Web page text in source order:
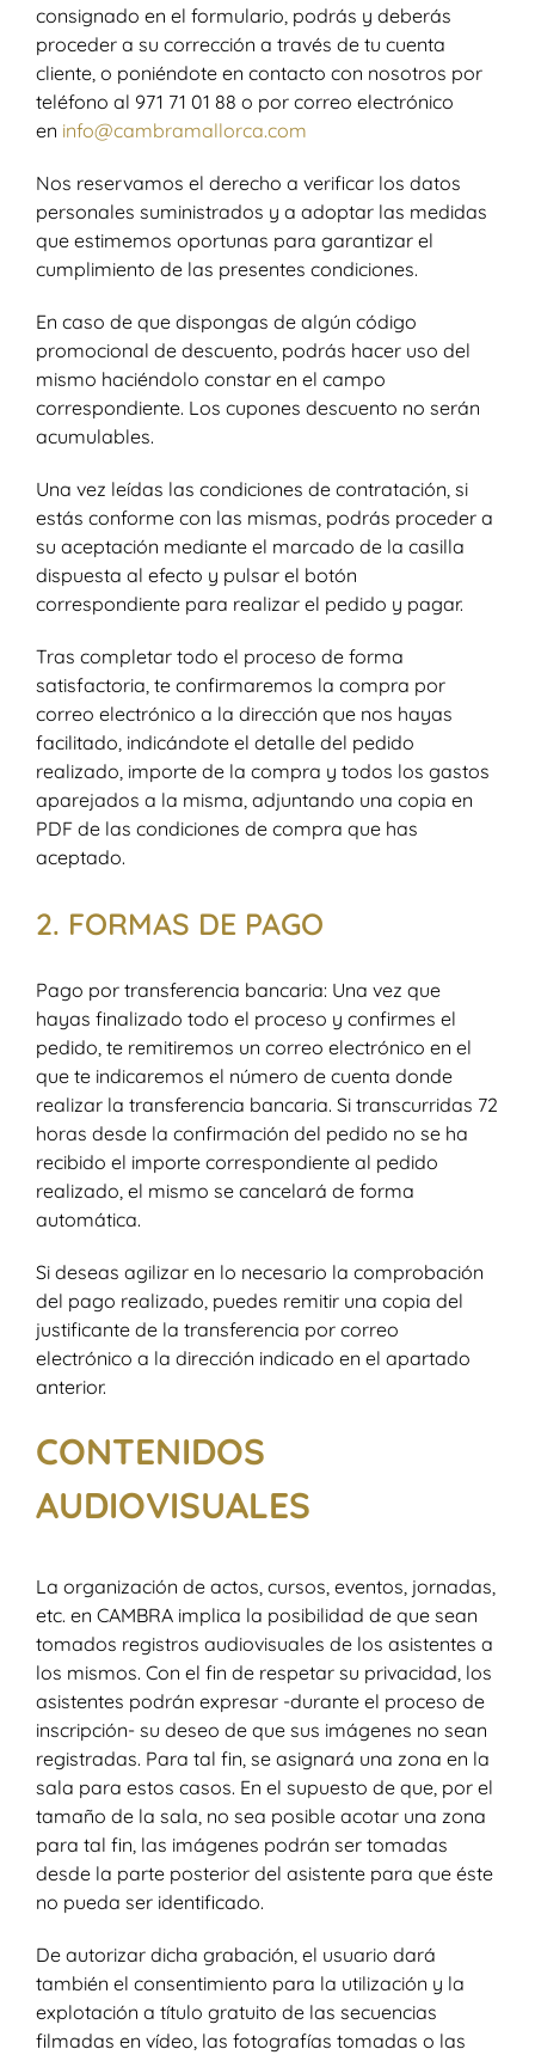
consignado en el formulario, podrás y deberás
proceder a su corrección a través de tu cuenta
cliente, o poniéndote en contacto con nosotros por
teléfono al 971 71 01 88 o por correo electrónico
en info@cambramallorca.com
Nos reservamos el derecho a verificar los datos
personales suministrados y a adoptar las medidas
que estimemos oportunas para garantizar el
cumplimiento de las presentes condiciones.
En caso de que dispongas de algún código
promocional de descuento, podrás hacer uso del
mismo haciéndolo constar en el campo
correspondiente. Los cupones descuento no serán
acumulables.
Una vez leídas las condiciones de contratación, si
estás conforme con las mismas, podrás proceder a
su aceptación mediante el marcado de la casilla
dispuesta al efecto y pulsar el botón
correspondiente para realizar el pedido y pagar.
Tras completar todo el proceso de forma
satisfactoria, te confirmaremos la compra por
correo electrónico a la dirección que nos hayas
facilitado, indicándote el detalle del pedido
realizado, importe de la compra y todos los gastos
aparejados a la misma, adjuntando una copia en
PDF de las condiciones de compra que has
aceptado.
2. FORMAS DE PAGO
Pago por transferencia bancaria: Una vez que
hayas finalizado todo el proceso y confirmes el
pedido, te remitiremos un correo electrónico en el
que te indicaremos el número de cuenta donde
realizar la transferencia bancaria. Si transcurridas 72
horas desde la confirmación del pedido no se ha
recibido el importe correspondiente al pedido
realizado, el mismo se cancelará de forma
automática.
Si deseas agilizar en lo necesario la comprobación
del pago realizado, puedes remitir una copia del
justificante de la transferencia por correo
electrónico a la dirección indicado en el apartado
anterior.
CONTENIDOS
AUDIOVISUALES
La organización de actos, cursos, eventos, jornadas,
etc. en CAMBRA implica la posibilidad de que sean
tomados registros audiovisuales de los asistentes a
los mismos. Con el fin de respetar su privacidad, los
asistentes podrán expresar -durante el proceso de
inscripción- su deseo de que sus imágenes no sean
registradas. Para tal fin, se asignará una zona en la
sala para estos casos. En el supuesto de que, por el
tamaño de la sala, no sea posible acotar una zona
para tal fin, las imágenes podrán ser tomadas
desde la parte posterior del asistente para que éste
no pueda ser identificado.
De autorizar dicha grabación, el usuario dará
también el consentimiento para la utilización y la
explotación a título gratuito de las secuencias
filmadas en vídeo, las fotografías tomadas o las